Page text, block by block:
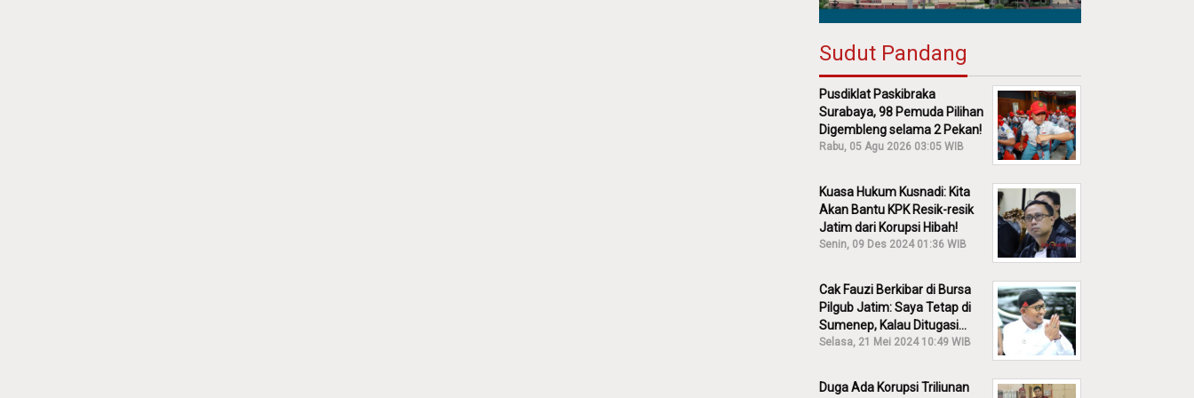
Sudut Pandang
Pusdiklat Paskibraka
Surabaya, 98 Pemuda Pilihan
Digembleng selama 2 Pekan!
Rabu, 05 Agu 2026 03:05 WIB
Kuasa Hukum Kusnadi: Kita
Akan Bantu KPK Resik-resik
Jatim dari Korupsi Hibah!
Senin, 09 Des 2024 01:36 WIB
Cak Fauzi Berkibar di Bursa
Pilgub Jatim: Saya Tetap di
Sumenep, Kalau Ditugasi
Partai Lain Cerita!
Selasa, 21 Mei 2024 10:49 WIB
Duga Ada Korupsi Triliunan